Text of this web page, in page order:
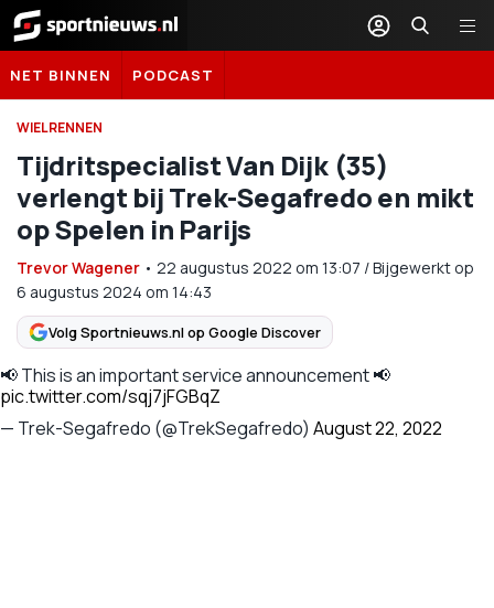
Sportnieuws.nl
NET BINNEN PODCAST
WIELRENNEN
Tijdritspecialist Van Dijk (35)
verlengt bij Trek-Segafredo en mikt
op Spelen in Parijs
Trevor Wagener • 22 augustus 2022 om 13:07 /Bijgewerkt op
6 augustus 2024 om 14:43
Volg Sportnieuws.nl op Google Discover
📢 This is an important service announcement 📢
pic.twitter.com/sqj7jFGBqZ
— Trek-Segafredo (@TrekSegafredo) August 22, 2022